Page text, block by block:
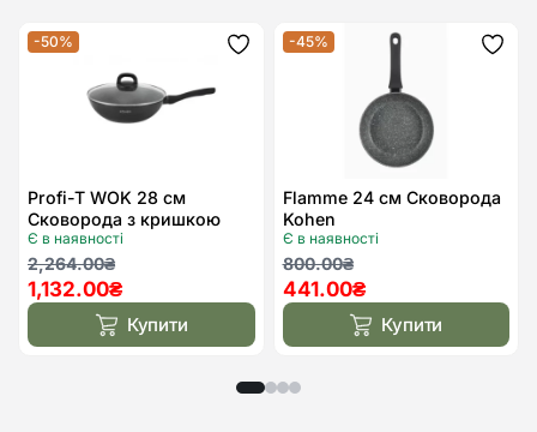
-50% Додати
Profi-T WOK 28 см
Сковорода з кришкою
Kohen
Є в наявності
2,264.00₴
Оригінальна
ціна:
2,264.00₴.
1,132.00₴
Поточна
ціна:
1,132.00₴.Купити
-45%
Flamme 24 см Сковорода
Kohen
Є в наявності
800.00₴
Оригінальна
ціна:
800.00₴.
441.00₴
Поточна
ціна:
441.00₴. Купити